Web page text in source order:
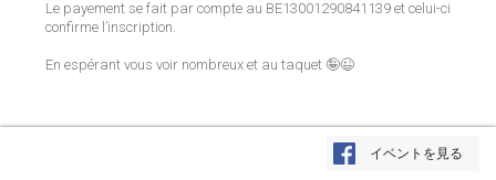
リストを表示
Le payement se fait par compte au BE13001290841139 et celui-ci
confirme l’inscription.
En espérant vous voir nombreux et au taquet 🤪😉
イベントを見る
SM HalliMölkky - Finnish Championship
2025年2月15日|フィンランド